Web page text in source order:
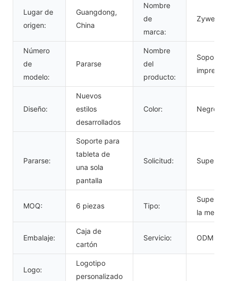
Lugar de
origen:
Guangdong,
China
Nombre
de
marca:
Zywell
Número
de
modelo:
Pararse
Nombre
del
producto:
Soporte
Diseño:
Nuevos
estilos
desarrollados
Color: Negro
Pararse:
Soporte para
tableta de
una sola
pantalla
Solicitud:
MOQ: 6 piezas Tipo:
la mesa
Embalaje:
Caja de
cartón
Servicio: ODM
Logo:
Logotipo
personalizado